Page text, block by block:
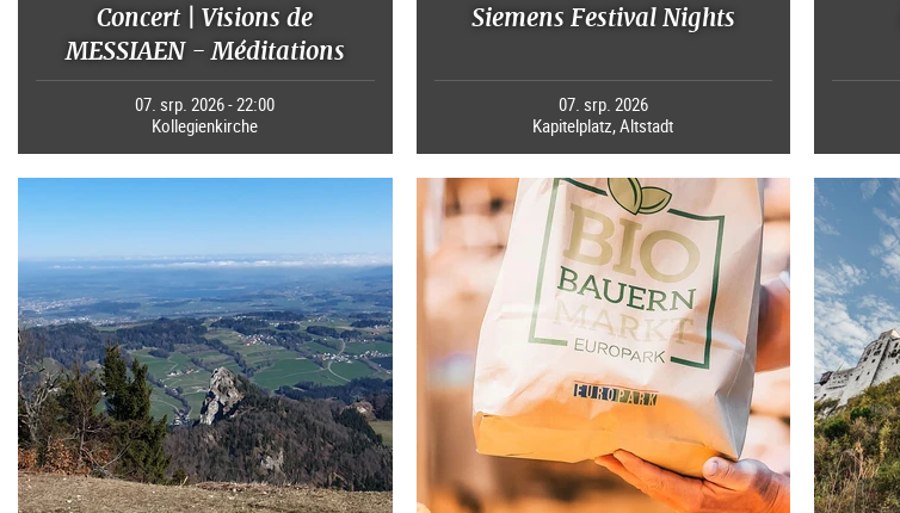
Concert | Visions de
MESSIAEN - Méditations
07. srp. 2026 - 22:00
Kollegienkirche
Siemens Festival Nights
07. srp. 2026
Kapitelplatz, Altstadt